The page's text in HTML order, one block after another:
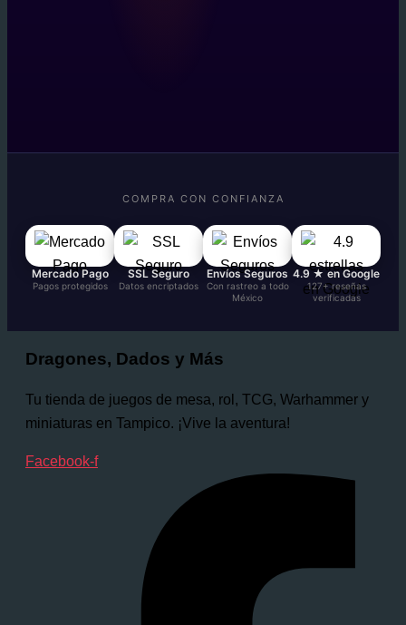
COMPRA CON CONFIANZA
Mercado Pago
Pagos protegidos
SSL Seguro
Datos encriptados
Envíos Seguros
Con rastreo a todo
México
4.9 ★ en Google
127+ reseñas
verificadas
Dragones, Dados y Más
Tu tienda de juegos de mesa, rol, TCG, Warhammer y
miniaturas en Tampico. ¡Vive la aventura!
Facebook-f